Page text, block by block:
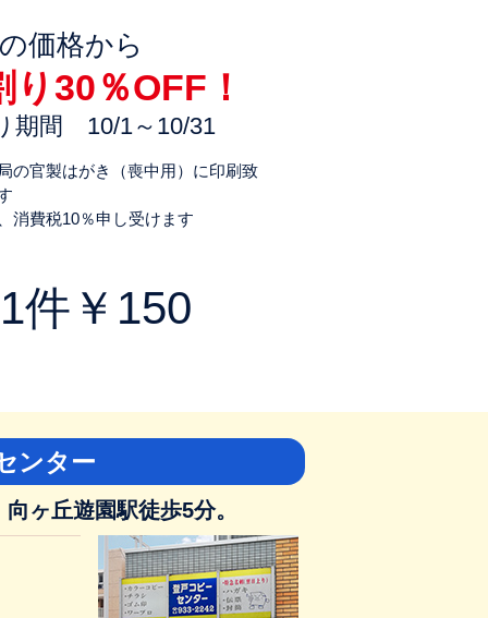
価格から
り30％OFF！
期間 10/1～10/31
の官製はがき（喪中用）に印刷致
消費税10％申し受けます
件￥150
ンター
ヶ丘遊園駅徒歩5分。